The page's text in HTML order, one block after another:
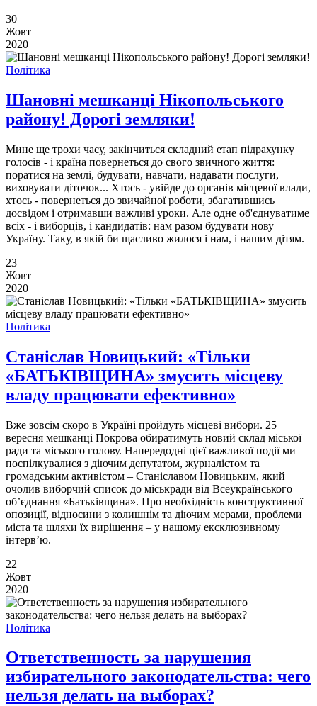
30
Жовт
2020
Політика
Шановні мешканці Нікопольського
району! Дорогі земляки!
Мине ще трохи часу, закінчиться складний етап підрахунку
голосів - і країна повернеться до свого звичного життя:
поратися на землі, будувати, навчати, надавати послуги,
виховувати діточок... Хтось - увійде до органів місцевої влади,
хтось - повернеться до звичайної роботи, збагатившись
досвідом і отримавши важливі уроки. Але одне об'єднуватиме
всіх - і виборців, і кандидатів: нам разом будувати нову
Україну. Таку, в якій би щасливо жилося і нам, і нашим дітям.
23
Жовт
2020
Політика
Станіслав Новицький: «Тільки
«БАТЬКІВЩИНА» змусить місцеву
владу працювати ефективно»
Вже зовсім скоро в Україні пройдуть місцеві вибори. 25
вересня мешканці Покрова обиратимуть новий склад міської
ради та міського голову. Напередодні цієї важливої події ми
поспілкувалися з діючим депутатом, журналістом та
громадським активістом ­– Станіславом Новицьким, який
очолив виборчий список до міськради від Всеукраїнського
об’єднання «Батьківщина». Про необхідність конструктивної
опозиції, відносини з колишнім та діючим мерами, проблеми
міста та шляхи їх вирішення – у нашому ексклюзивному
інтерв’ю.
22
Жовт
2020
Політика
Ответственность за нарушения
избирательного законодательства: чего
нельзя делать на выборах?